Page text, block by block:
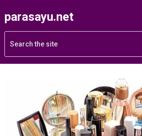
parasayu.net